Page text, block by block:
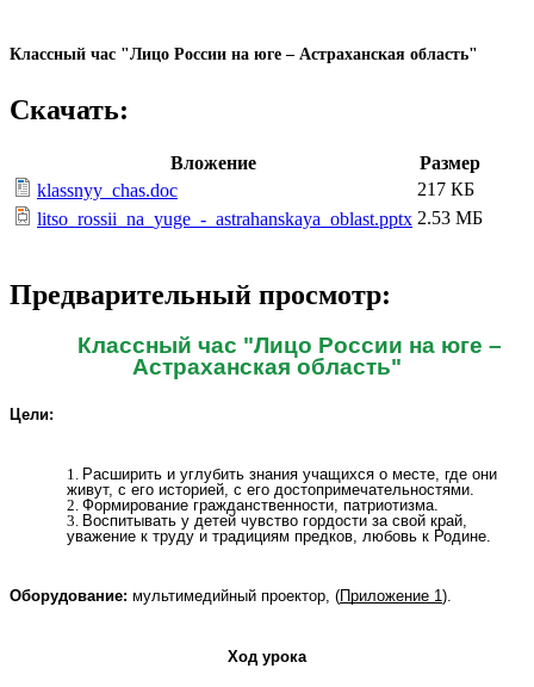
Классный час "Лицо России на юге – Астраханская область"
Скачать:
Вложение
Размер
klassnyy_chas.doc
217 КБ
litso_rossii_na_yuge_-_astrahanskaya_oblast.pptx 2.53 МБ
Предварительный просмотр:
Классный час "Лицо России на юге –
Астраханская область"
Цели:
Расширить и углубить знания учащихся о месте, где они
живут, с его историей, с его достопримечательностями.
Формирование гражданственности, патриотизма.
Воспитывать у детей чувство гордости за свой край,
уважение к труду и традициям предков, любовь к Родине.
Оборудование: мультимедийный проектор, (Приложение 1).
Ход урока